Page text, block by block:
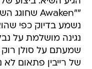
נשמע בדיוק כפי
נגינה מושלמת על
שמעתם על סולן רוק
של רייבין פתאום לא